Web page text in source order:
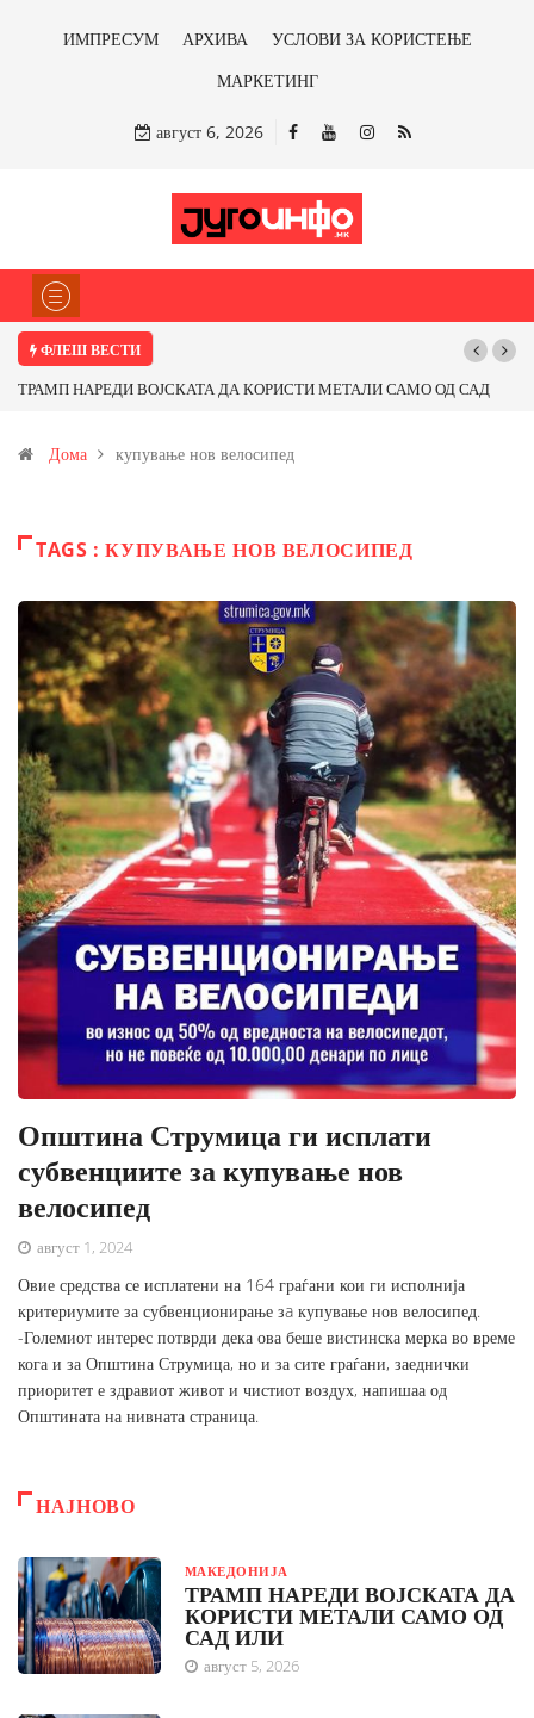
ИМПРЕСУМ АРХИВА
УСЛОВИ ЗА КОРИСТЕЊЕ
МАРКЕТИНГ
август 6, 2026
ФЛЕШ ВЕСТИ
НАРЕДИ ВОЈСКАТА ДА КОРИСТИ МЕТАЛИ САМО ОД САД
и со антимонот?
Дома купување нов велосипед
TAGS : КУПУВАЊЕ НОВ ВЕЛОСИПЕД
Општина Струмица ги исплати
субвенциите за купување нов
велосипед
август 1, 2024
Овие средства се исплатени на 164 граѓани кои ги исполнија
критериумите за субвенционирање зa купување нов велосипед.
-Големиот интерес потврди дека ова беше вистинска мерка во време
кога и за Општина Струмица, но и за сите граѓани, заеднички
приоритет е здравиот живот и чистиот воздух, напишаа од
Општината на нивната страница.
НАЈНОВО
МАКЕДОНИЈА
ТРАМП НАРЕДИ ВОЈСКАТА ДА
КОРИСТИ МЕТАЛИ САМО ОД
САД ИЛИ
август 5, 2026